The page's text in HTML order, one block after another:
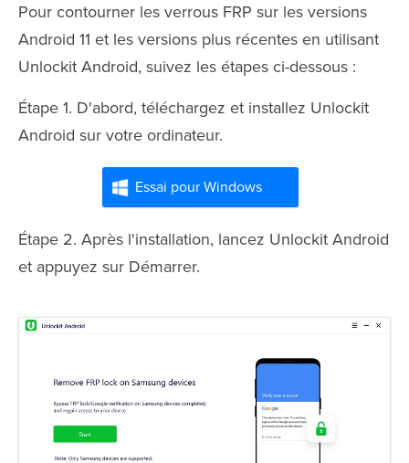
Pour contourner les verrous FRP sur les versions
Android 11 et les versions plus récentes en utilisant
Unlockit Android, suivez les étapes ci-dessous :
Étape 1. D'abord, téléchargez et installez Unlockit
Android sur votre ordinateur.
Essai pour Windows
Étape 2. Après l'installation, lancez Unlockit Android
et appuyez sur Démarrer.